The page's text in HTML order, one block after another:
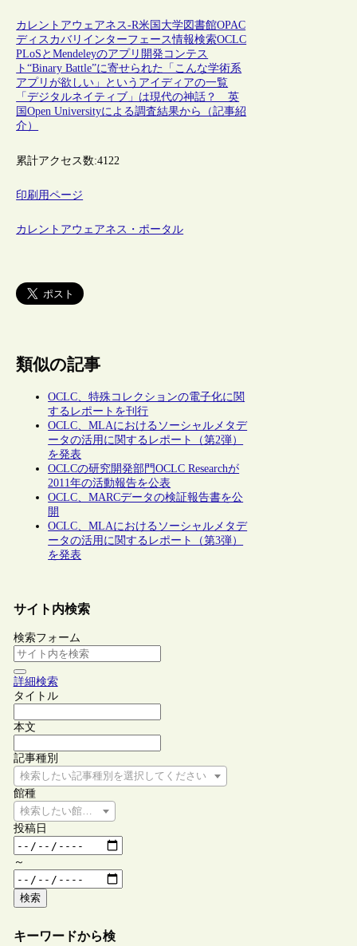
カレントアウェアネス-R米国 大学図書館OPAC
ディスカバリインターフェース情報検索OCLC
PLoSとMendeleyのアプリ開発コンテス
ト“Binary Battle”に寄せられた「こんな学術系
アプリが欲しい」というアイディアの一覧
「デジタルネイティブ」は現代の神話？ 英
国Open Universityによる調査結果から（記事紹
介）
累計アクセス数:4122
印刷用ページ
カレントアウェアネス・ポータル
類似の記事
OCLC、特殊コレクションの電子化に関
するレポートを刊行
OCLC、MLAにおけるソーシャルメタデ
ータの活用に関するレポート（第2弾）
を発表
OCLCの研究開発部門OCLC Researchが
2011年の活動報告を公表
OCLC、MARCデータの検証報告書を公
開
OCLC、MLAにおけるソーシャルメタデ
ータの活用に関するレポート（第3弾）
を発表
サイト内検索
検索フォーム
詳細検索
タイトル
本文
記事種別
検索したい記事種別を選択してください
館種
検索したい館種を選択してください
投稿日
～
検索
キーワードから検